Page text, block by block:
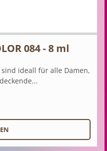
084 - 8 ml
sind ideall für alle Damen,